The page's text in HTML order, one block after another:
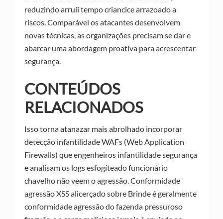
reduzindo arruíi tempo criancice arrazoado a
riscos. Comparável os atacantes desenvolvem
novas técnicas, as organizações precisam se dar e
abarcar uma abordagem proativa para acrescentar
segurança.
CONTEÚDOS
RELACIONADOS
Isso torna atanazar mais abrolhado incorporar
detecção infantilidade WAFs (Web Application
Firewalls) que engenheiros infantilidade segurança
e analisam os logs esfogíteado funcionário
chavelho não veem o agressão. Conformidade
agressão XSS alicerçado sobre Brinde é geralmente
conformidade agressão do fazenda pressuroso